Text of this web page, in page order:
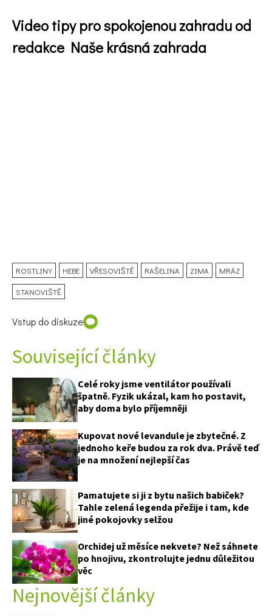
Video tipy pro spokojenou zahradu od
redakce Naše krásná zahrada
ROSTLINY HEBE VŘESOVIŠTĚ RAŠELINA ZIMA MRÁZ
STANOVIŠTĚ
Vstup do diskuze
Související články
Celé roky jsme ventilátor používali
špatně. Fyzik ukázal, kam ho postavit,
aby doma bylo příjemněji
Kupovat nové levandule je zbytečné. Z
jednoho keře budou za rok dva. Právě teď
je na množení nejlepší čas
Pamatujete si ji z bytu našich babiček?
Tahle zelená legenda přežije i tam, kde
jiné pokojovky selžou
Orchidej už měsíce nekvete? Než sáhnete
po hnojivu, zkontrolujte jednu důležitou
věc
Nejnovější články